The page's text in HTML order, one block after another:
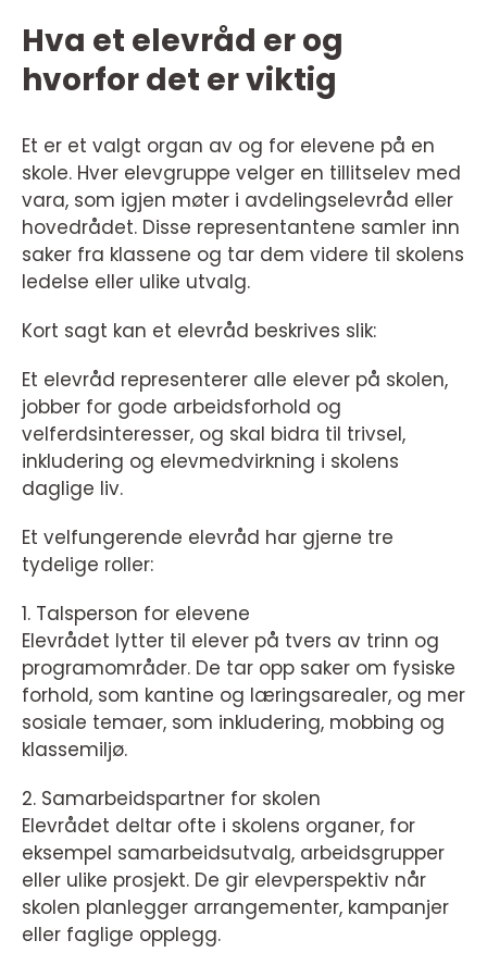
Hva et elevråd er og
hvorfor det er viktig
Et er et valgt organ av og for elevene på en
skole. Hver elevgruppe velger en tillitselev med
vara, som igjen møter i avdelingselevråd eller
hovedrådet. Disse representantene samler inn
saker fra klassene og tar dem videre til skolens
ledelse eller ulike utvalg.
Kort sagt kan et elevråd beskrives slik:
Et elevråd representerer alle elever på skolen,
jobber for gode arbeidsforhold og
velferdsinteresser, og skal bidra til trivsel,
inkludering og elevmedvirkning i skolens
daglige liv.
Et velfungerende elevråd har gjerne tre
tydelige roller:
1. Talsperson for elevene
Elevrådet lytter til elever på tvers av trinn og
programområder. De tar opp saker om fysiske
forhold, som kantine og læringsarealer, og mer
sosiale temaer, som inkludering, mobbing og
klassemiljø.
2. Samarbeidspartner for skolen
Elevrådet deltar ofte i skolens organer, for
eksempel samarbeidsutvalg, arbeidsgrupper
eller ulike prosjekt. De gir elevperspektiv når
skolen planlegger arrangementer, kampanjer
eller faglige opplegg.